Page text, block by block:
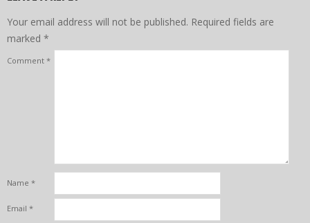
Your email address will not be published. Required fields are
marked *
Comment *
Name *
Email *